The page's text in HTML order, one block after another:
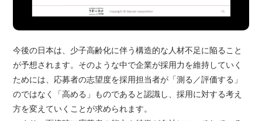
今後の日本は、少子高齢化に伴う構造的な人材不足に陥ること
が予想されます。そのような中で企業が採用力を維持していく
ためには、応募者の志望度を採用担当者が「測る／評価する」
のではなく「高める」ものであると認識し、採用に対する考え
方を変えていくことが求められます。